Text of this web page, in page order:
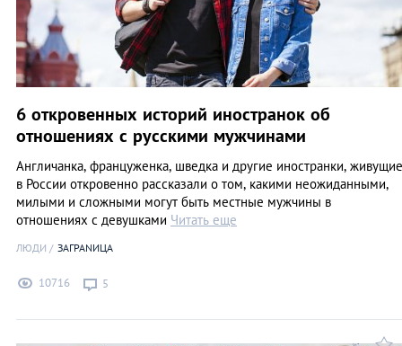
6 откровенных историй иностранок об
отношениях с русскими мужчинами
Англичанка, француженка, шведка и другие иностранки, живущие
в России откровенно рассказали о том, какими неожиданными,
милыми и сложными могут быть местные мужчины в
отношениях с девушками Читать еще
ЛЮДИ ЗАГРАNИЦА
10716 5